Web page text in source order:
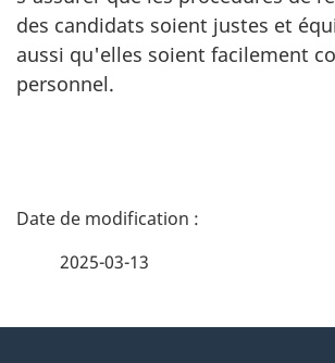
des candidats soient justes et
aussi qu'elles soient facilement
personnel.
D
2025-03-13